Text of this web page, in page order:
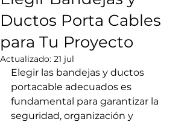
Ductos Porta Cables
para Tu Proyecto
Actualizado: 21 jul
Elegir las bandejas y ductos
portacable adecuados es
fundamental para garantizar la
seguridad, organización y